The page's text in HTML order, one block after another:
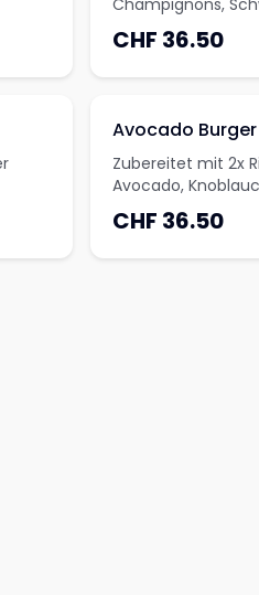
Champignons,
CHF 36.50
Avocado
Zubereitet mit 2x
Avocado,
CHF 36.50